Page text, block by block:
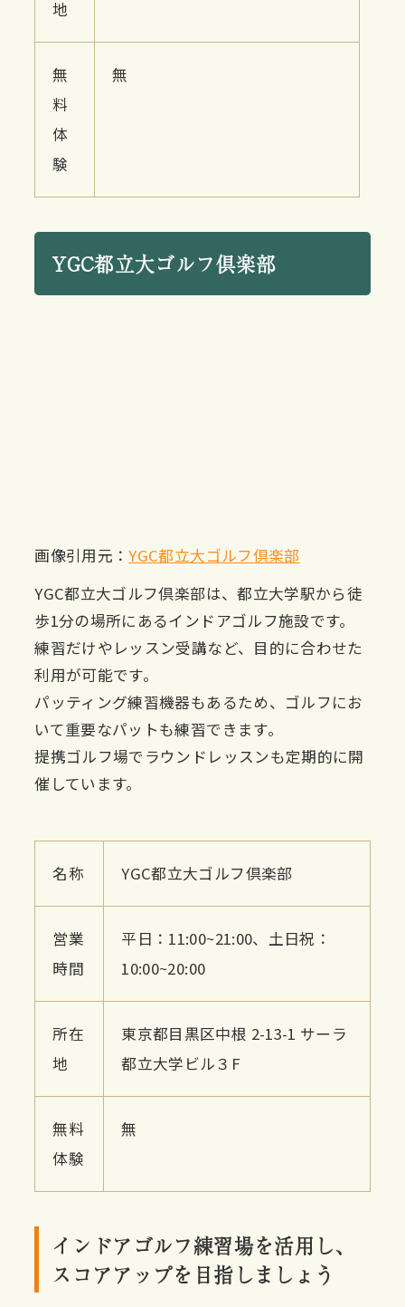
地
無
料
体
験
無
YGC都立大ゴルフ倶楽部
画像引用元：YGC都立大ゴルフ倶楽部
YGC都立大ゴルフ倶楽部は、都立大学駅から徒
歩1分の場所にあるインドアゴルフ施設です。
練習だけやレッスン受講など、目的に合わせた
利用が可能です。
パッティング練習機器もあるため、ゴルフにお
いて重要なパットも練習できます。
提携ゴルフ場でラウンドレッスンも定期的に開
催しています。
名称 YGC都立大ゴルフ倶楽部
営業
時間
平日：11:00~21:00、土日祝：
10:00~20:00
所在
地
東京都目黒区中根 2-13-1 サーラ
都立大学ビル３F
無料
体験
無
インドアゴルフ練習場を活用し、
スコアアップを目指しましょう